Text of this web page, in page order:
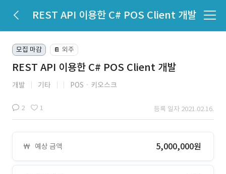
REST API 이용한 C# POS Client 개발
모집 마감 📔 외주
REST API 이용한 C# POS Client 개발
개발 기타 POSㆍ키오스크
2 1 등록 일자 2021.02.16.
예상 금액 5,000,000원